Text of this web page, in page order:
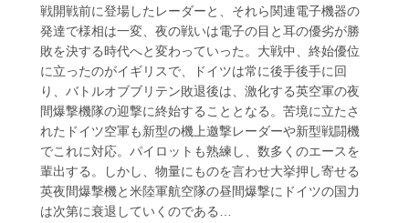
戦開戦前に登場したレーダーと、それら関連電子機器の
発達で様相は一変、夜の戦いは電子の目と耳の優劣が勝
敗を決する時代へと変わっていった。大戦中、終始優位
に立ったのがイギリスで、ドイツは常に後手後手に回
り、バトルオブブリテン敗退後は、激化する英空軍の夜
間爆撃機隊の迎撃に終始することとなる。苦境に立たさ
れたドイツ空軍も新型の機上邀撃レーダーや新型戦闘機
でこれに対応。パイロットも熟練し、数多くのエースを
輩出する。しかし、物量にものを言わせ大挙押し寄せる
英夜間爆撃機と米陸軍航空隊の昼間爆撃にドイツの国力
は次第に衰退していくのである…